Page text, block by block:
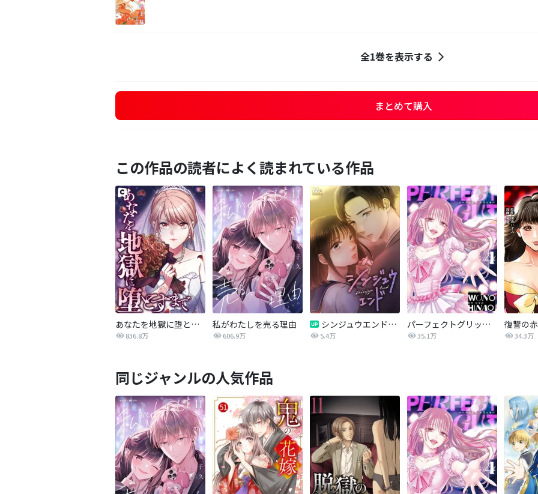
全1巻を表示する
まとめて購入
この作品の読者によく読まれている作品
あなたを地獄に堕とすまで
836.8万
私がわたしを売る理由
606.9万
シンジュウエンド【タテヨミ】
5.4万
パーフェクトグリッター
35.1万 34.3万
同じジャンルの人気作品